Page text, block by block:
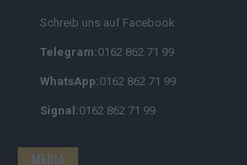
Schreib uns auf Facebook
Telegram:0162 862 71 99
WhatsApp:0162 862 71 99
Signal:0162 862 71 99
MEDIA